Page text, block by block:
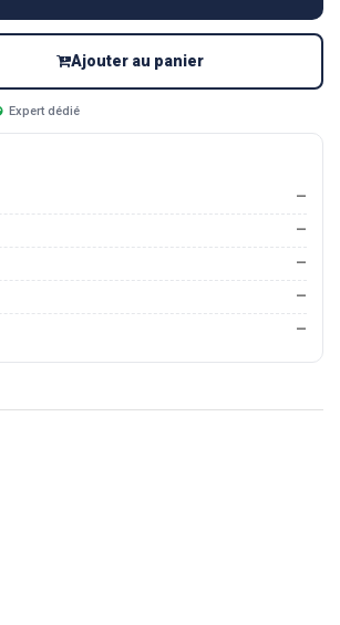
Ajouter au panier
Expert dédié
—
—
—
—
—